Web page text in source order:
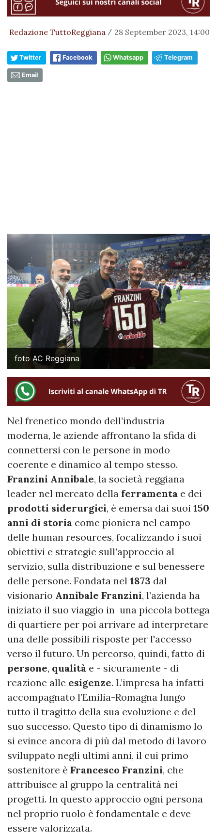
Redazione TuttoReggiana / 28 September 2023, 14:00
Twitter Facebook Whatsapp Telegram
Email
foto AC Reggiana
Nel frenetico mondo dell’industria
moderna, le aziende affrontano la sfida di
connettersi con le persone in modo
coerente e dinamico al tempo stesso.
Franzini Annibale, la società reggiana
leader nel mercato della ferramenta e dei
prodotti siderurgici, è emersa dai suoi 150
anni di storia come pioniera nel campo
delle human resources, focalizzando i suoi
obiettivi e strategie sull’approccio al
servizio, sulla distribuzione e sul benessere
delle persone. Fondata nel 1873 dal
visionario Annibale Franzini, l’azienda ha
iniziato il suo viaggio in una piccola bottega
di quartiere per poi arrivare ad interpretare
una delle possibili risposte per l'accesso
verso il futuro. Un percorso, quindi, fatto di
persone, qualità e - sicuramente - di
reazione alle esigenze. L’impresa ha infatti
accompagnato l’Emilia-Romagna lungo
tutto il tragitto della sua evoluzione e del
suo successo. Questo tipo di dinamismo lo
si evince ancora di più dal metodo di lavoro
sviluppato negli ultimi anni, il cui primo
sostenitore è Francesco Franzini, che
attribuisce al gruppo la centralità nei
progetti. In questo approccio ogni persona
nel proprio ruolo è fondamentale e deve
essere valorizzata.